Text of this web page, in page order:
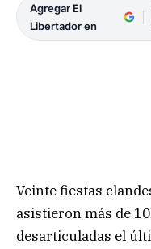
Agregar El
Libertador en
Veinte fiestas
asistieron más de
desarticuladas el